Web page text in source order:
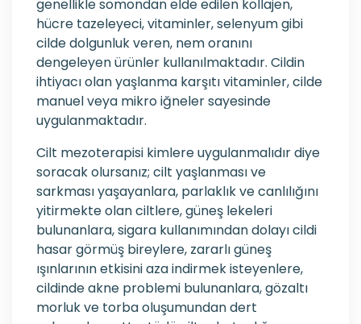
genellikle somondan elde edilen kollajen,
hücre tazeleyeci, vitaminler, selenyum gibi
cilde dolgunluk veren, nem oranını
dengeleyen ürünler kullanılmaktadır. Cildin
ihtiyacı olan yaşlanma karşıtı vitaminler, cilde
manuel veya mikro iğneler sayesinde
uygulanmaktadır.
Cilt mezoterapisi kimlere uygulanmalıdır diye
soracak olursanız; cilt yaşlanması ve
sarkması yaşayanlara, parlaklık ve canlılığını
yitirmekte olan ciltlere, güneş lekeleri
bulunanlara, sigara kullanımından dolayı cildi
hasar görmüş bireylere, zararlı güneş
ışınlarının etkisini aza indirmek isteyenlere,
cildinde akne problemi bulunanlara, gözaltı
morluk ve torba oluşumundan dert